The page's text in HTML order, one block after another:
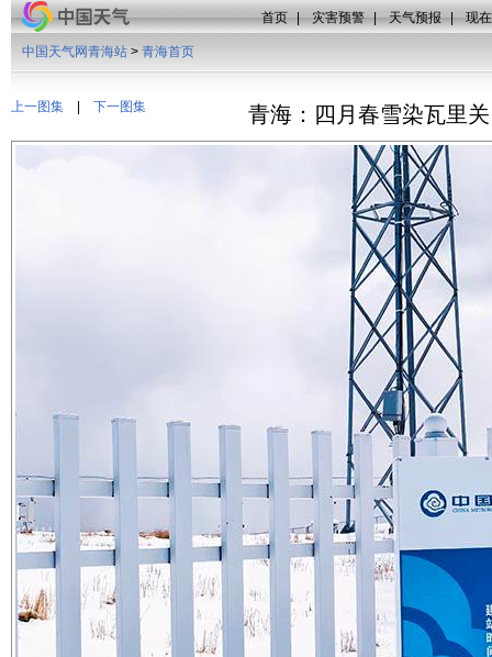
首页 | 灾害预警 | 天气预报 | 现
上一图集 下一图集
中国天气网青海站 > 青海首页
青海：四月春雪染瓦里